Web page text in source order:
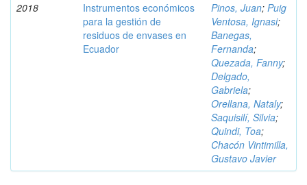
2018
Instrumentos económicos
para la gestión de
residuos de envases en
Ecuador
Pinos, Juan; Puig
Ventosa, Ignasi;
Banegas,
Fernanda;
Quezada, Fanny;
Delgado,
Gabriela;
Orellana, Nataly;
Saquisilí, Silvia;
Quindi, Toa;
Chacón Vintimilla,
Gustavo Javier